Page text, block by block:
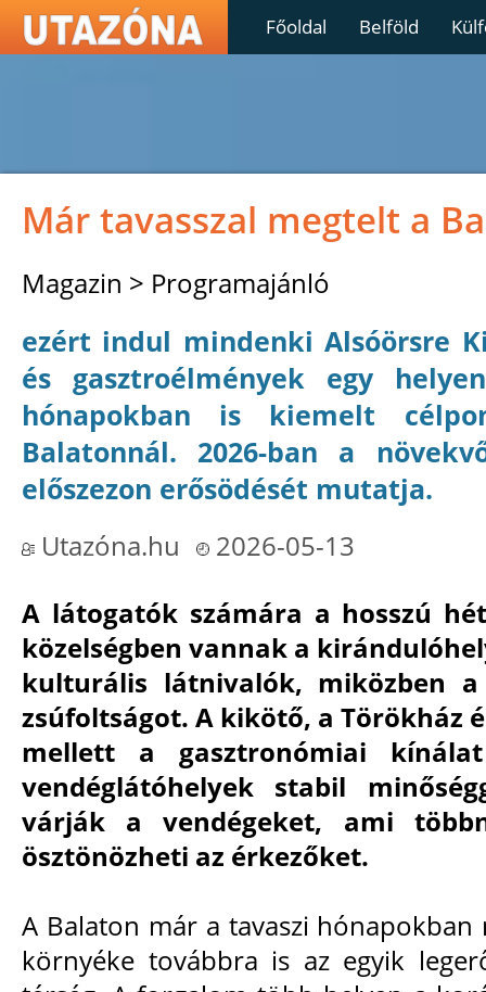
Főoldal Belföld
Már tavasszal megtelt a
Magazin > Programajánló
ezért indul mindenki Alsóörsre
és gasztroélmények egy
hónapokban is kiemelt
Balatonnál. 2026-ban a
előszezon erősödését mutatja.
Utazóna.hu
2026-05-13
A látogatók számára a hosszú
közelségben vannak a
kulturális látnivalók, miközben
zsúfoltságot. A kikötő, a Törökház
mellett a gasztronómiai
vendéglátóhelyek stabil
várják a vendégeket, ami
ösztönözheti az érkezőket.
A Balaton már a tavaszi
környéke továbbra is az egyik